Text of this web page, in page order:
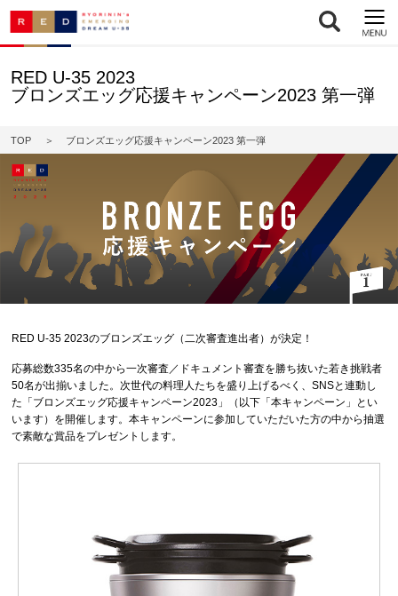
RED U-35 2023
ブロンズエッグ応援キャンペーン2023 第一弾
TOP ブロンズエッグ応援キャンペーン2023 第一弾
RED U-35 2023のブロンズエッグ（二次審査進出者）が決定！
応募総数335名の中から一次審査／ドキュメント審査を勝ち抜いた若き挑戦者
50名が出揃いました。次世代の料理人たちを盛り上げるべく、SNSと連動し
た「ブロンズエッグ応援キャンペーン2023」（以下「本キャンペーン」とい
います）を開催します。本キャンペーンに参加していただいた方の中から抽選
で素敵な賞品をプレゼントします。